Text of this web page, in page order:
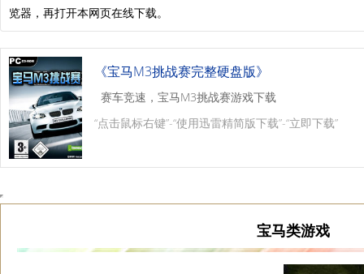
览器，再打开本网页在线下载。
《宝马M3挑战赛完整硬盘版》
赛车竞速，宝马M3挑战赛游戏下载
“点击鼠标右键”-“使用迅雷精简版下载”-“立即下载”
宝马类游戏